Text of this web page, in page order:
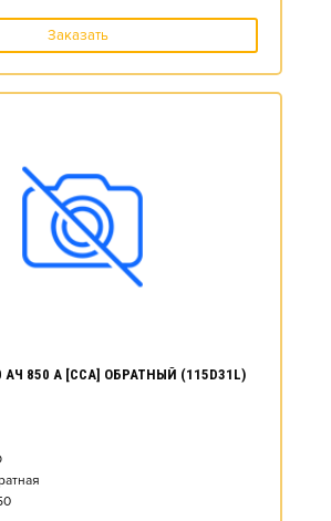
Заказать
АЧ 850 А [CCA] ОБРАТНЫЙ (115D31L)